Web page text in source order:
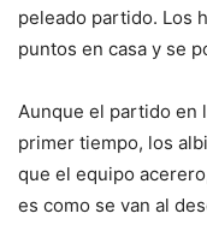
peleado partido. Los
puntos en casa y se
Aunque el partido en
primer tiempo, los
que el equipo
es como se van al